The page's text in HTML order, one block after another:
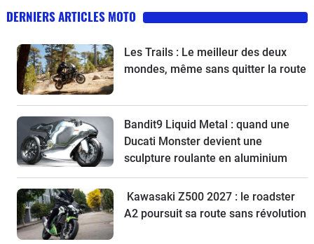
DERNIERS ARTICLES MOTO
Les Trails : Le meilleur des deux
mondes, même sans quitter la route
Bandit9 Liquid Metal : quand une
Ducati Monster devient une
sculpture roulante en aluminium
Kawasaki Z500 2027 : le roadster
A2 poursuit sa route sans révolution